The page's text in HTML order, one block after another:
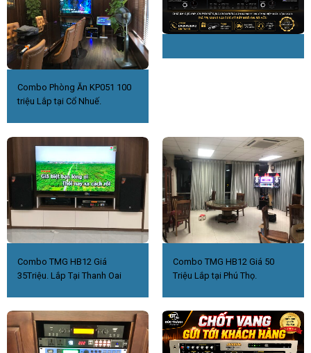
Combo Phòng Ăn KP051 100
triệu Lắp tại Cổ Nhuế.
Combo TMG HB12 Giá
35Triệu. Lắp Tại Thanh Oai
Combo TMG HB12 Giá 50
Triệu Lắp tại Phú Thọ.